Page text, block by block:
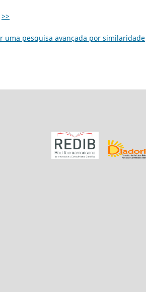
>>
uma pesquisa avançada por similaridade